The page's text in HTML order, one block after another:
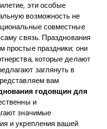
эти особые
возможность не
совместные
связь. Празднования
праздники; они
которые делают
заглянуть в
вам
годовщин для
и
значимые
и укрепления вашей